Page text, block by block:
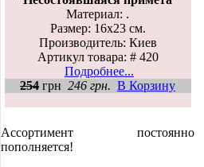
Материал: .
Размер: 16х23 см.
Производитель: Киев
Артикул товара: # 420
Подробнее...
254 грн 246 грн. В Корзину
Ассортимент постоянно
пополняется!